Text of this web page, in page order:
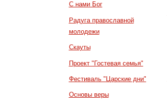
С нами Бог
Радуга православной
молодежи
Скауты
Проект "Гостевая семья"
Фестиваль "Царские дни"
Основы веры